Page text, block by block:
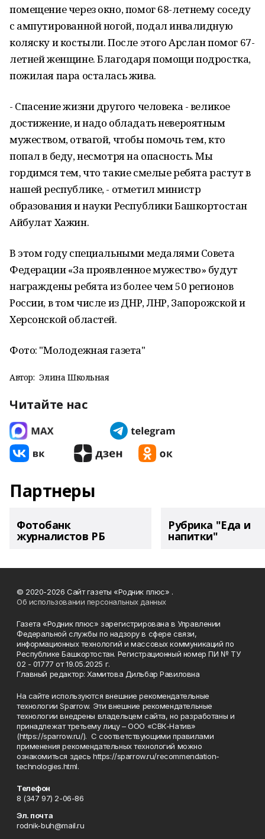
помещение через окно, помог 68-летнему соседу
с ампутированной ногой, подал инвалидную
коляску и костыли. После этого Арслан помог 67-
летней женщине. Благодаря помощи подростка,
пожилая пара осталась жива.
- Спасение жизни другого человека - великое
достижение, и надо обладать невероятным
мужеством, отвагой, чтобы помочь тем, кто
попал в беду, несмотря на опасность. Мы
гордимся тем, что такие смелые ребята растут в
нашей республике, - отметил министр
образования и науки Республики Башкортостан
Айбулат Хажин.
В этом году специальными медалями Совета
Федерации «За проявленное мужество» будут
награждены ребята из более чем 50 регионов
России, в том числе из ДНР, ЛНР, Запорожской и
Херсонской областей.
Фото: "Молодежная газета"
Автор: Элина Школьная
Читайте нас
Партнеры
Фотобанк
журналистов РБ
Рубрика "Еда и
напитки"
© 2020-2026 Сайт газеты «Родник плюс» .
Об использовании персональных данных
Газета «Родник плюс» зарегистрирована в Управлении
Федеральной службы по надзору в сфере связи,
информационных технологий и массовых коммуникаций по
Республике Башкортостан. Регистрационный номер ПИ № ТУ
02 - 01777 от 19.05.2025 г.
Главный редактор: Хамитова Дильбар Равиловна
На сайте используются внешние рекомендательные
технологии Sparrow. Эти внешние рекомендательные
технологии внедрены владельцем сайта, но разработаны и
принадлежат третьему лицу – ООО «СВК-Натив»
(https://sparrow.ru/). С соответствующими правилами
применения рекомендательных технологий можно
ознакомиться здесь https://sparrow.ru/recommendation-
technologies.html.
Телефон
8 (347 97) 2-06-86
Эл. почта
rodnik-buh@mail.ru